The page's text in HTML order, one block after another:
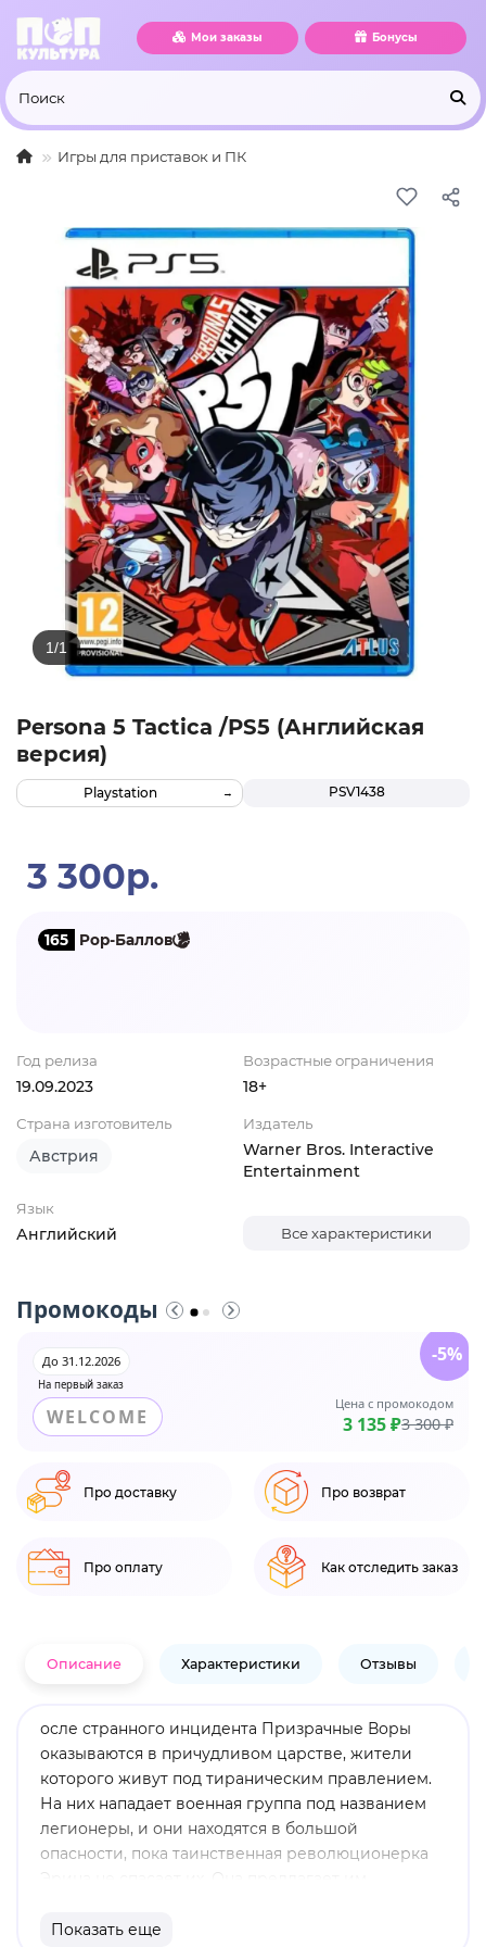
Мои заказы Бонусы
Игры для приставок и ПК
Persona 5 Tactica /PS5 (Английская
версия)
PSV1438
Playstation
3 300р.
165 Pop-Баллов
Год релиза
19.09.2023
Возрастные ограничения
18+
Страна изготовитель
Австрия
Издатель
Warner Bros. Interactive
Entertainment
Язык
Английский Все характеристики
Промокоды
На первый заказ
До 31.12.2026
WELCOME
Цена с промокодом
3 135 ₽3 300 ₽
-5%
Про доставку Про возврат
Про оплату Как отследить заказ
Описание Характеристики Отзывы
осле странного инцидента Призрачные Воры
оказываются в причудливом царстве, жители
которого живут под тираническим правлением.
На них нападает военная группа под названием
легионеры, и они находятся в большой
опасности, пока таинственная революционерка
Эрина не спасает их. Она предлагает им
правда скрыта за Эриной и ее предложением
Показать еще